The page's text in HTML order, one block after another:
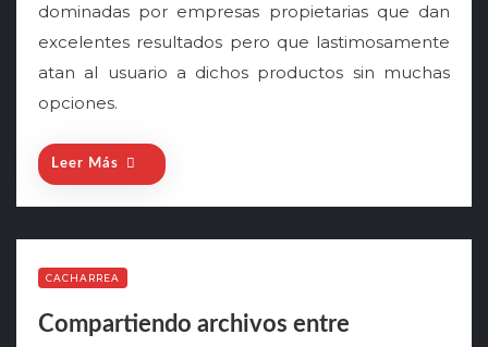
dominadas por empresas propietarias que dan
excelentes resultados pero que lastimosamente
atan al usuario a dichos productos sin muchas
opciones.
Leer Más
CACHARREA
Compartiendo archivos entre